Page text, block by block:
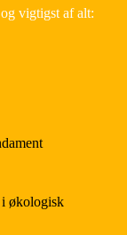
vigtigst af alt:
økologisk